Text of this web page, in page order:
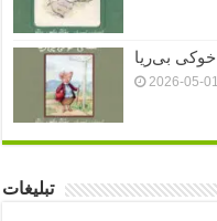
خوکی بی‌ریا
2026-05-01
تبلیغات